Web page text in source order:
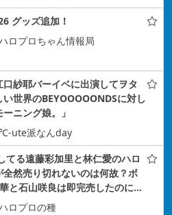
グッズ追加！
ロプロちゃん情報局
紗耶バーイベに出演してヲタ
世界のBEYOOOOONDSに対し
ニング娘。」
ute派なんday
てる遠藤彩加里と林仁愛のハロ
全然売り切れないのは何故？ボ
と石山咲良は即完売したのに…
ロプロの種